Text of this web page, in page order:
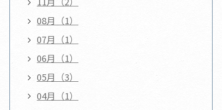
08月（1）
07月（1）
06月（1）
05月（3）
04月（1）